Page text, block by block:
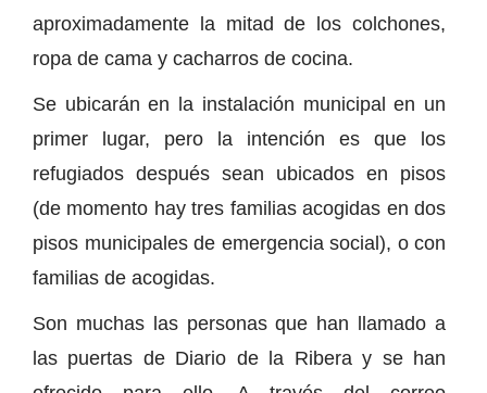
aproximadamente la mitad de los colchones,
ropa de cama y cacharros de cocina.
Se ubicarán en la instalación municipal en un
primer lugar, pero la intención es que los
refugiados después sean ubicados en pisos
(de momento hay tres familias acogidas en dos
pisos municipales de emergencia social), o con
familias de acogidas.
Son muchas las personas que han llamado a
las puertas de Diario de la Ribera y se han